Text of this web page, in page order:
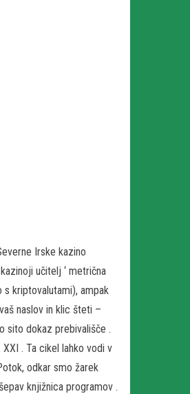
Irske kazino
učitelj ‘ metrična
kriptovalutami), ampak
naslov in klic šteti –
sito dokaz prebivališče .
. Ta cikel lahko vodi v
odkar smo žarek
knjižnica programov .